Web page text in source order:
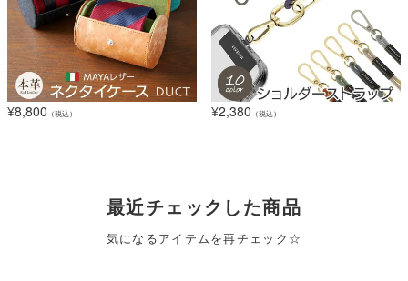
¥8,800 （税込） ¥2,380 （税込）
最近チェックした商品
気になるアイテムを再チェック☆